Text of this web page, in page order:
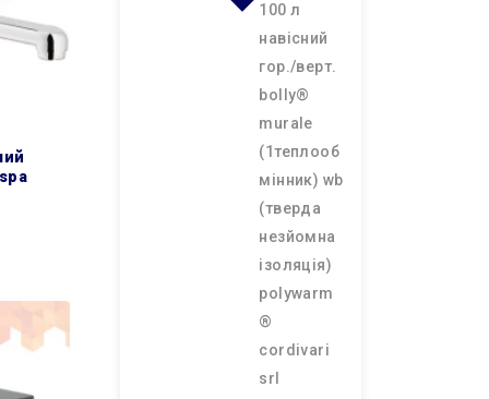
100 л
навісний
гор./верт.
bolly®
murale
(1теплооб
мінник) wb
(тверда
незйомна
ізоляція)
polywarm
®
cordivari
srl